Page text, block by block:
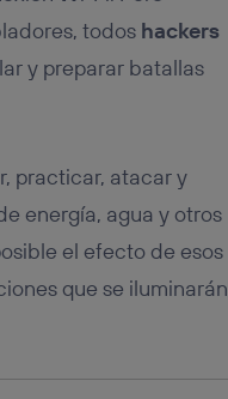
todos hackers
y preparar batallas
practicar, atacar y
energía, agua y otros
el efecto de esos
que se iluminarán
identificador.
se
hogar que
en la parte